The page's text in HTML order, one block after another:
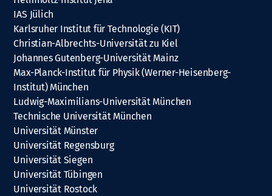
IAS Jülich
Karlsruher Institut für Technologie (KIT)
Christian-Albrechts-Universität zu Kiel
Johannes Gutenberg-Universität Mainz
Max-Planck-Institut für Physik (Werner-Heisenberg-
Institut) München
Ludwig-Maximilians-Universität München
Technische Universität München
Universität Münster
Universität Regensburg
Universität Siegen
Universität Tübingen
Universität Rostock